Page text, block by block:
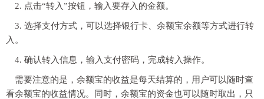
2. 点击“转入”按钮，输入要存入的金额。
3. 选择支付方式，可以选择银行卡、余额宝余额等方式进行转
入。
4. 确认转入信息，输入支付密码，完成转入操作。
需要注意的是，余额宝的收益是每天结算的，用户可以随时查
看余额宝的收益情况。同时，余额宝的资金也可以随时取出，只